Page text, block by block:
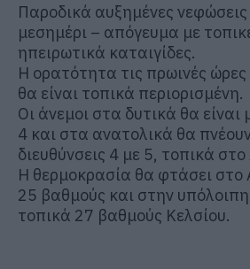
Παροδικά αυξημένες
μεσημέρι – απόγευμα με
ηπειρωτικά καταιγίδες.
Η ορατότητα τις πρωινές
θα είναι τοπικά περιορισμένη.
Οι άνεμοι στα δυτικά θα είναι
4 και στα ανατολικά θα
διευθύνσεις 4 με 5, τοπικά
Η θερμοκρασία θα φτάσει στο
25 βαθμούς και στην
τοπικά 27 βαθμούς Κελσίου.